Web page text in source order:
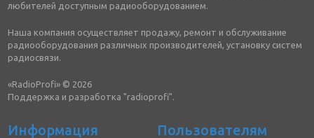
любителей доступным радиооборудованием.
Наша компания осуществляет продажу, ремонт и обслуживание
радиооборудования различных производителей, установку систем
радиосвязи.
«RadioProfi» © 2026
Поддержка и разработка "radioprofi".
Информация Пользователям